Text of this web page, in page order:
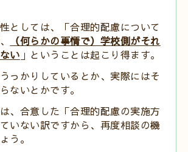
としては、「合理的配慮について
（何らかの事情で）学校側がそれ
い 」ということは起こり得ます。
っかりしているとか、実際にはそ
ないとかです。
、合意した「合理的配慮の実施方
いない訳ですから 、再度相談の機
う。